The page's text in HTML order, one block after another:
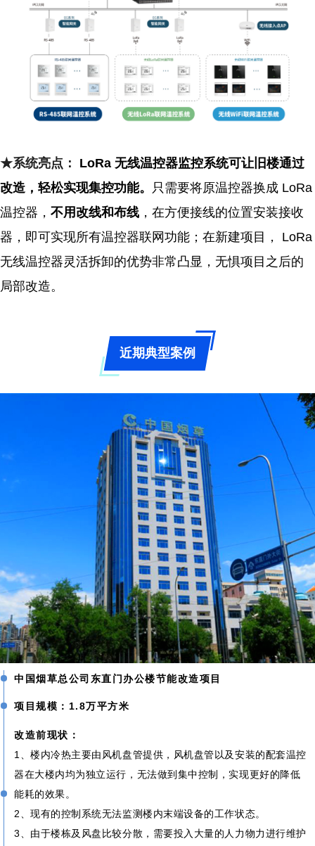
★系统亮点：
LoRa 无线温控器监控系统可让旧楼通过
改造，轻松实现集控功能。 只需要将原温控器换成 LoRa
温控器， 不用改线和布线 ，在方便接线的位置安装接收
器，即可实现所有温控器联网功能；在新建项目， LoRa
无线温控器灵活拆卸的优势非常凸显，无惧项目之后的
局部改造。
近期典型案例
中国烟草总公司东直门办公楼节能改造项目
项目规模：1.8万平方米
改造前现状：
1、楼内冷热主要由风机盘管提供，风机盘管以及安装的配套温控
器在大楼内均为独立运行，无法做到集中控制，实现更好的降低
能耗的效果。
2、现有的控制系统无法监测楼内末端设备的工作状态。
3、由于楼栋及风盘比较分散，需要投入大量的人力物力进行维护